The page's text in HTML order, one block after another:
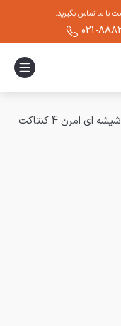
با ما تماس بگیرید.
021-
رله شیشه ای امرن 4 کنتاکت